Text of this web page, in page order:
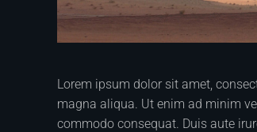
Lorem ipsum dolor sit amet,
magna aliqua. Ut enim ad minim
commodo consequat. Duis aute